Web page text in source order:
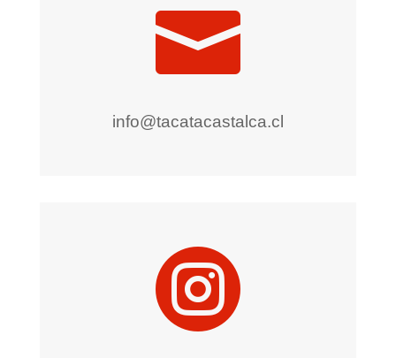

info@tacatacastalca.cl
